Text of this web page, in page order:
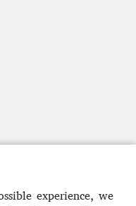
experience, we